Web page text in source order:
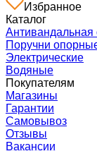
Избранное
Каталог
Антивандальная
Поручни
Электрические
Водяные
Покупателям
Магазины
Гарантии
Самовывоз
Отзывы
Вакансии